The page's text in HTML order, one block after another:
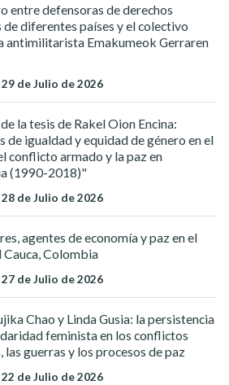
entre defensoras de derechos
de diferentes países y el colectivo
antimilitarista Emakumeok Gerraren
29 de Julio de 2026
la tesis de Rakel Oion Encina:
de igualdad y equidad de género en el
conflicto armado y la paz en
(1990-2018)"
28 de Julio de 2026
agentes de economía y paz en el
Cauca, Colombia
27 de Julio de 2026
Chao y Linda Gusia: la persistencia
feminista en los conflictos
las guerras y los procesos de paz
22 de Julio de 2026